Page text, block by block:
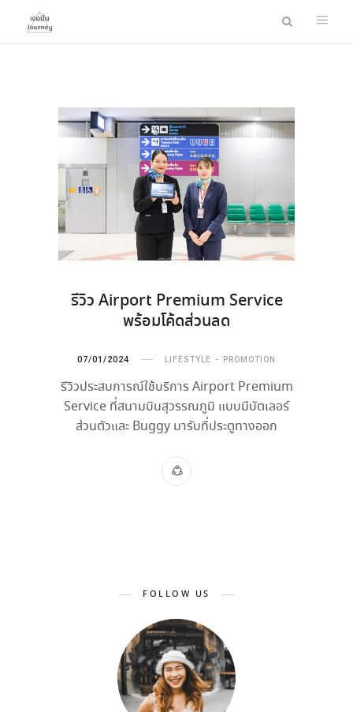
รีวิว Airport Premium Service
พร้อมโค้ดส่วนลด
07/01/2024 LIFESTYLE PROMOTION
รีวิวประสบการณ์ใช้บริการ Airport Premium
Service ที่สนามบินสุวรรณภูมิ แบบมีบัตเลอร์
ส่วนตัวและ Buggy มารับที่ประตูทางออก
FOLLOW US